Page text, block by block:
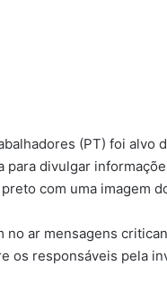
(PT) foi alvo
para divulgar
com uma imagem
no ar mensagens
os responsáveis pela